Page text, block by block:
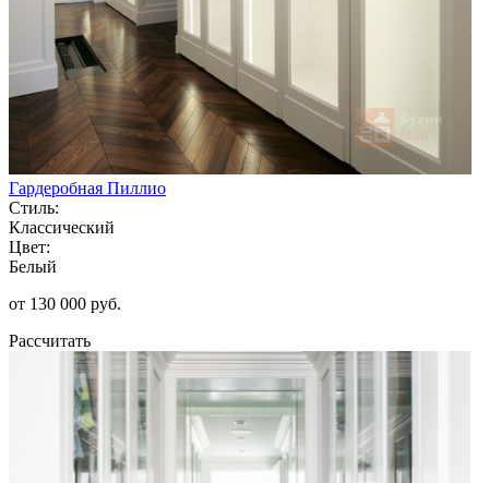
Гардеробная Пиллио
Стиль:
Классический
Цвет:
Белый
от 130 000 руб.
Рассчитать